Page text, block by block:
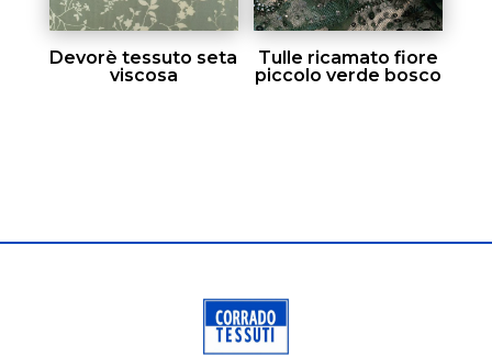
Devorè tessuto seta
viscosa
Tulle ricamato fiore
piccolo verde bosco